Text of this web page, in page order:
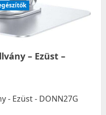
– Ezüst –
- Ezüst - DONN27G